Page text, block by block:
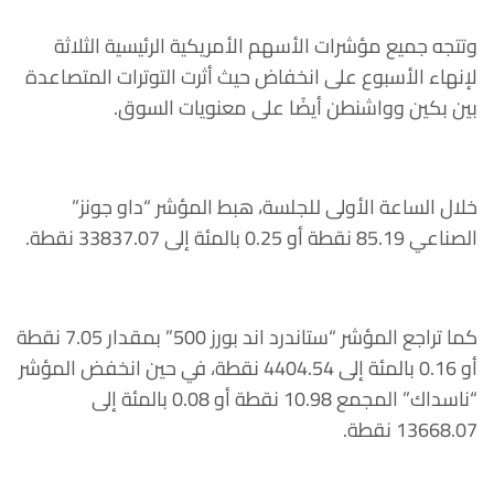
وتتجه جميع مؤشرات الأسهم الأمريكية الرئيسية الثلاثة
لإنهاء الأسبوع على انخفاض حيث أثرت التوترات المتصاعدة
بين بكين وواشنطن أيضًا على معنويات السوق.
خلال الساعة الأولى للجلسة، هبط المؤشر “داو جونز”
الصناعي 85.19 نقطة أو 0.25 بالمئة إلى 33837.07 نقطة.
كما تراجع المؤشر “ستاندرد اند بورز 500” بمقدار 7.05 نقطة
أو 0.16 بالمئة إلى 4404.54 نقطة، في حين انخفض المؤشر
“ناسداك” المجمع 10.98 نقطة أو 0.08 بالمئة إلى
13668.07 نقطة.